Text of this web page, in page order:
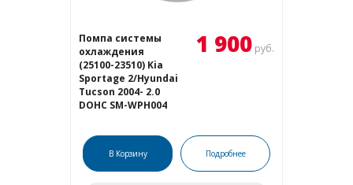
Помпа системы
охлаждения
(25100-23510) Kia
Sportage 2/Hyundai
Tucson 2004- 2.0
DOHC SM-WPH004
1 900 руб.
В Корзину Подробнее